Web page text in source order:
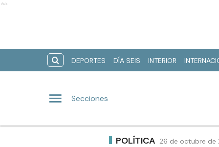
Ads
DEPORTES DÍA SEIS INTERIOR
Secciones
POLÍTICA 26 de octubre de